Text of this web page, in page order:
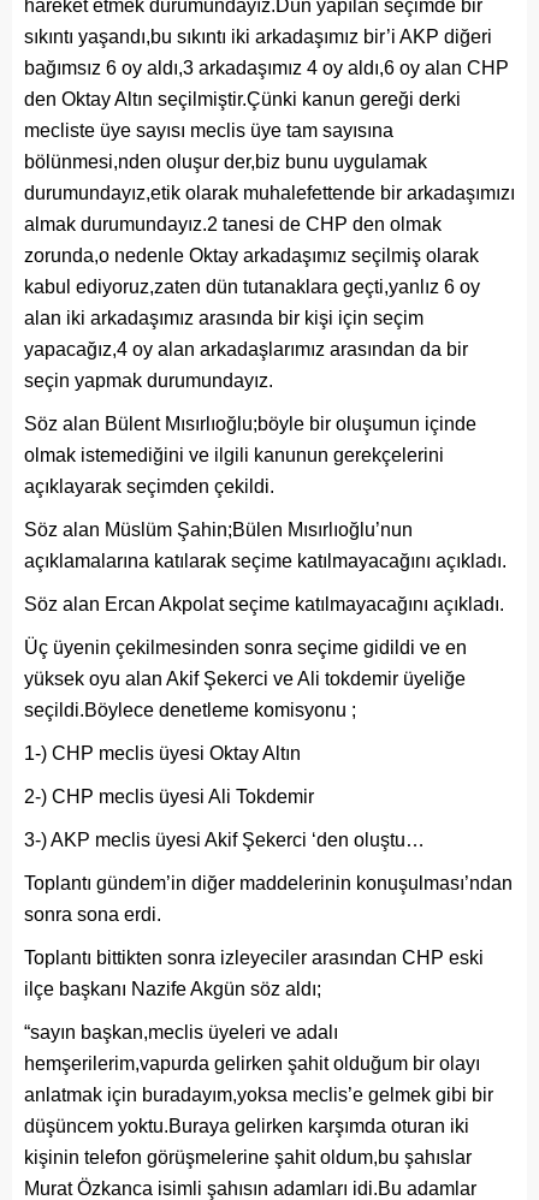
hareket etmek durumundayız.Dün yapılan seçimde bir
sıkıntı yaşandı,bu sıkıntı iki arkadaşımız bir’i AKP diğeri
bağımsız 6 oy aldı,3 arkadaşımız 4 oy aldı,6 oy alan CHP
den Oktay Altın seçilmiştir.Çünki kanun gereği derki
mecliste üye sayısı meclis üye tam sayısına
bölünmesi,nden oluşur der,biz bunu uygulamak
durumundayız,etik olarak muhalefettende bir arkadaşımızı
almak durumundayız.2 tanesi de CHP den olmak
zorunda,o nedenle Oktay arkadaşımız seçilmiş olarak
kabul ediyoruz,zaten dün tutanaklara geçti,yanlız 6 oy
alan iki arkadaşımız arasında bir kişi için seçim
yapacağız,4 oy alan arkadaşlarımız arasından da bir
seçin yapmak durumundayız.
Söz alan Bülent Mısırlıoğlu;böyle bir oluşumun içinde
olmak istemediğini ve ilgili kanunun gerekçelerini
açıklayarak seçimden çekildi.
Söz alan Müslüm Şahin;Bülen Mısırlıoğlu’nun
açıklamalarına katılarak seçime katılmayacağını açıkladı.
Söz alan Ercan Akpolat seçime katılmayacağını açıkladı.
Üç üyenin çekilmesinden sonra seçime gidildi ve en
yüksek oyu alan Akif Şekerci ve Ali tokdemir üyeliğe
seçildi.Böylece denetleme komisyonu ;
1-) CHP meclis üyesi Oktay Altın
2-) CHP meclis üyesi Ali Tokdemir
3-) AKP meclis üyesi Akif Şekerci ‘den oluştu…
Toplantı gündem’in diğer maddelerinin konuşulması’ndan
sonra sona erdi.
Toplantı bittikten sonra izleyeciler arasından CHP eski
ilçe başkanı Nazife Akgün söz aldı;
“sayın başkan,meclis üyeleri ve adalı
hemşerilerim,vapurda gelirken şahit olduğum bir olayı
anlatmak için buradayım,yoksa meclis’e gelmek gibi bir
düşüncem yoktu.Buraya gelirken karşımda oturan iki
kişinin telefon görüşmelerine şahit oldum,bu şahıslar
Murat Özkanca isimli şahısın adamları idi.Bu adamlar